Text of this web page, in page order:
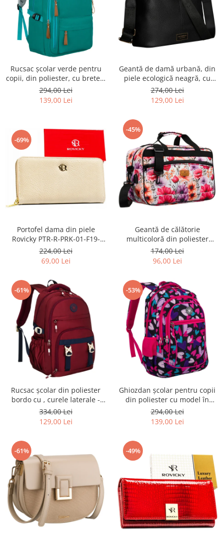
Rucsac școlar verde pentru
copii, din poliester, cu bretele
reglabile - Peterson PTR-PTN
BHX-01-9259 Gree
294,00 Lei
139,00 Lei
Geantă de damă urbană, din
piele ecologică neagră, cu
curea reglabilă - Peterson
PTR-PTN JK6-06-6642
274,00 Lei
129,00 Lei
-69%
Portofel dama din piele
Rovicky PTR-R-PRK-01-F19-
2757 BE
224,00 Lei
69,00 Lei
-45%
Geantă de călătorie
multicoloră din poliester
rezistent cu port USB,
acoperită cu un model vegetal
- Rovicky PTR-R-TL15608-8831
174,00 Lei
96,00 Lei
-61%
Rucsac școlar din poliester
bordo cu , curele laterale -
Peterson PTR-PTN 8594-1402
BORDO
334,00 Lei
129,00 Lei
-53%
Ghiozdan școlar pentru copii
din poliester cu model în
formă de inimă - Peterson
PTR-PTN BIEDRONKA G54
294,00 Lei
139,00 Lei
-61% -49%